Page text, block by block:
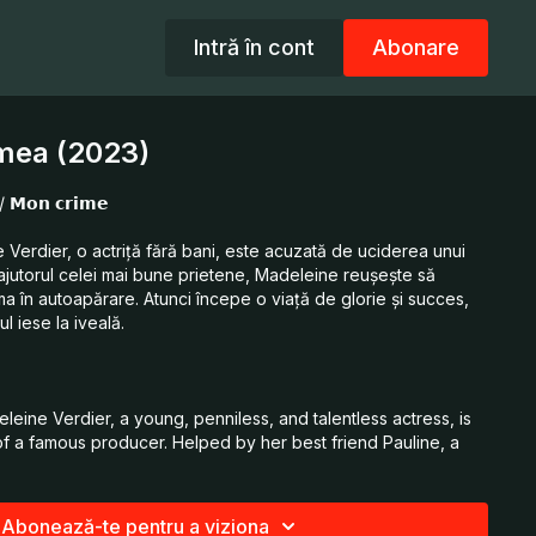
Intră în cont Abonare
(2023)
𝗠𝗼𝗻 𝗰𝗿𝗶𝗺𝗲
Verdier, o actriță fără bani, este acuzată de uciderea unui
celei mai bune prietene, Madeleine reușește să
în autoapărare. Atunci începe o viață de glorie și succes,
iese la iveală.
Verdier, a young, penniless, and talentless actress, is
a famous producer. Helped by her best friend Pauline, a
on the grounds of self-defence. A new life of fame
Abonează-te pentru a viziona